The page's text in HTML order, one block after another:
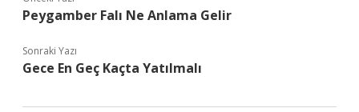
Peygamber Falı Ne Anlama Gelir
Sonraki Yazı
Gece En Geç Kaçta Yatılmalı